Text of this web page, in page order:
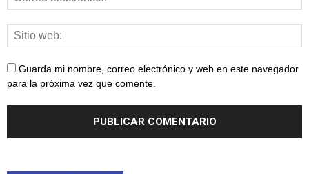
Guarda mi nombre, correo electrónico y web en este navegador
para la próxima vez que comente.